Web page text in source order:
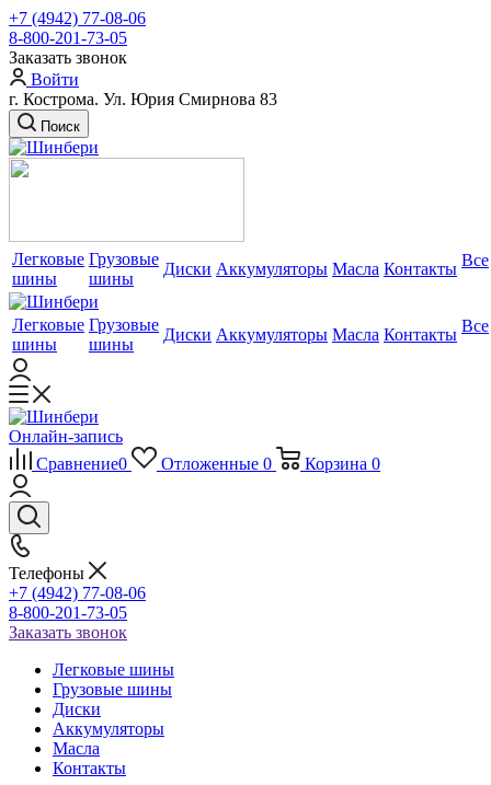
+7 (4942) 77-08-06
8-800-201-73-05
Заказать звонок
Войти
г. Кострома. Ул. Юрия Смирнова 83
Поиск
Легковые
шины
Грузовые
шины
Диски Аккумуляторы Масла Контакты Все
Легковые
шины
Грузовые
шины
Диски Аккумуляторы Масла Контакты Все
Онлайн-запись
Сравнение0 Отложенные 0 Корзина 0
Телефоны
+7 (4942) 77-08-06
8-800-201-73-05
Заказать звонок
Легковые шины
Грузовые шины
Диски
Аккумуляторы
Масла
Контакты